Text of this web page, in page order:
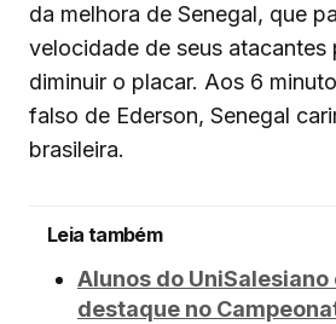
da melhora de Senegal, que
velocidade de seus atacantes
diminuir o placar. Aos 6
falso de Ederson, Senegal
brasileira.
Leia também
Alunos do
destaque no